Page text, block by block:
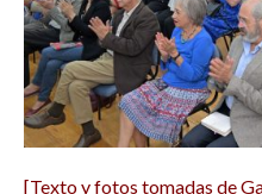
[Texto y fotos tomadas de